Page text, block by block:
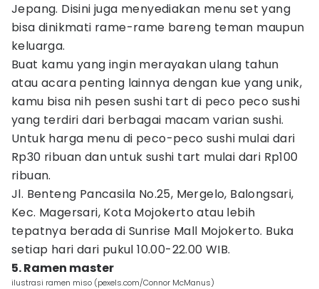
Jepang. Disini juga menyediakan menu set yang
bisa dinikmati rame-rame bareng teman maupun
keluarga.
Buat kamu yang ingin merayakan ulang tahun
atau acara penting lainnya dengan kue yang unik,
kamu bisa nih pesen sushi tart di peco peco sushi
yang terdiri dari berbagai macam varian sushi.
Untuk harga menu di peco-peco sushi mulai dari
Rp30 ribuan dan untuk sushi tart mulai dari Rp100
ribuan.
Jl. Benteng Pancasila No.25, Mergelo, Balongsari,
Kec. Magersari, Kota Mojokerto atau lebih
tepatnya berada di Sunrise Mall Mojokerto. Buka
setiap hari dari pukul 10.00-22.00 WIB.
5. Ramen master
ilustrasi ramen miso (pexels.com/Connor McManus)